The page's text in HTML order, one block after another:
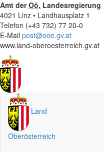
Amt derOö. Landesregierung
4021 Linz • Landhausplatz 1
Telefon (+43 732) 77 20-0
E-Mail post@ooe.gv.at
www.land-oberoesterreich.gv.at
Land
Oberösterreich